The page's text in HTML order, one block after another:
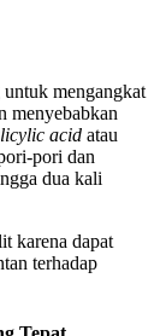
mengangkat
menyebabkan
acid atau
pori dan
dua kali
karena dapat
terhadap